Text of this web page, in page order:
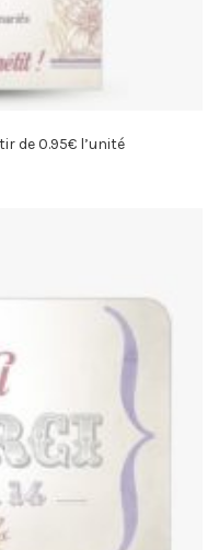
de 0.95€ l’unité